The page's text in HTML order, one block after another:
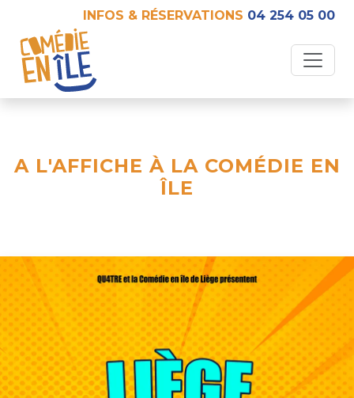
INFOS & RÉSERVATIONS 04 254 05 00
A L'AFFICHE À LA COMÉDIE EN
ÎLE